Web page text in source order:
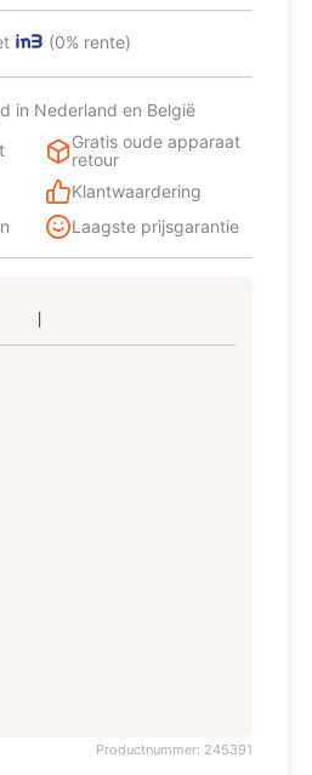
(0% rente)
in Nederland en België
Gratis oude apparaat
retour
Klantwaardering
Laagste prijsgarantie
Productnummer: 245391